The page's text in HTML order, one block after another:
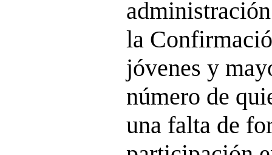
la
jóvenes y
número de
una falta de